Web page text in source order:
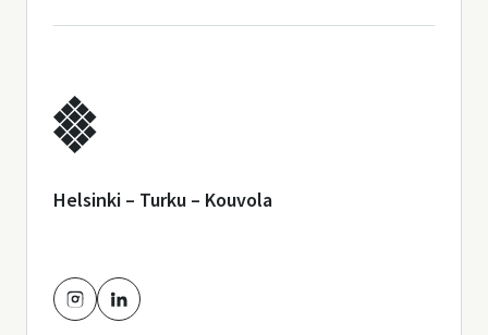
Helsinki – Turku – Kouvola